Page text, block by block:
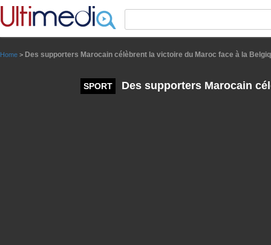
Home > Des supporters Marocain célèbrent la victoire du Maroc face à la
SPORT Des supporters Marocain
Panneau de gestion des cookies